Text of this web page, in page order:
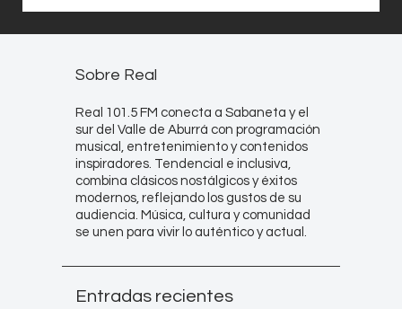
Sobre Real
Real 101.5 FM conecta a Sabaneta y el
sur del Valle de Aburrá con programación
musical, entretenimiento y contenidos
inspiradores. Tendencial e inclusiva,
combina clásicos nostálgicos y éxitos
modernos, reflejando los gustos de su
audiencia. Música, cultura y comunidad
se unen para vivir lo auténtico y actual.
Entradas recientes